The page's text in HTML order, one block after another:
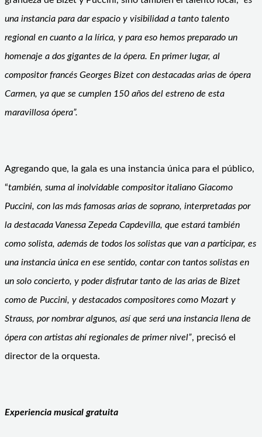
una instancia para dar espacio y visibilidad a tanto talento
regional en cuanto a la lírica, y para eso hemos preparado un
homenaje a dos gigantes de la ópera. En primer lugar, al
compositor francés Georges Bizet con destacadas arias de ópera
Carmen, ya que se cumplen 150 años del estreno de esta
maravillosa ópera”.
Agregando que, la gala es una instancia única para el público,
“también, suma al inolvidable compositor italiano Giacomo
Puccini, con las más famosas arias de soprano, interpretadas por
la destacada Vanessa Zepeda Capdevilla, que estará también
como solista, además de todos los solistas que van a participar, es
una instancia única en ese sentido, contar con tantos solistas en
un solo concierto, y poder disfrutar tanto de las arias de Bizet
como de Puccini, y destacados compositores como Mozart y
Strauss, por nombrar algunos, así que será una instancia llena de
ópera con artistas ahí regionales de primer nivel”, precisó el
director de la orquesta.
Experiencia musical gratuita